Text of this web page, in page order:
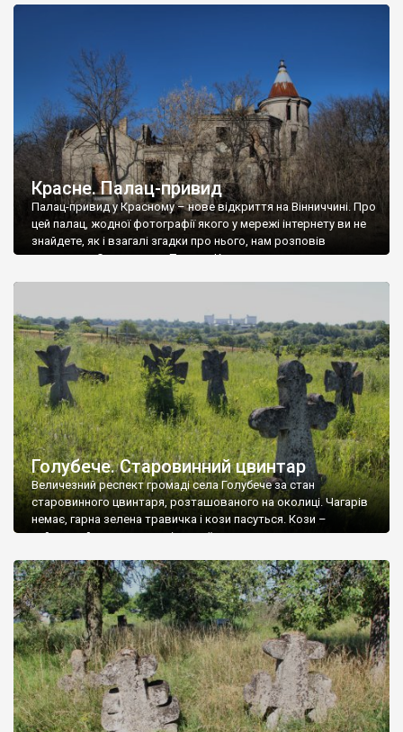
Красне. Палац-привид
Палац-привид у Красному – нове відкриття на Вінниччині. Про
цей палац, жодної фотографії якого у мережі інтернету ви не
знайдете, як і взагалі згадки про нього, нам розповів
мешканець Самгородка. Палац у Красному вразив не лише
Голубече. Старовинний цвинтар
Величезний респект громаді села Голубече за стан
старовинного цвинтаря, розташованого на околиці. Чагарів
немає, гарна зелена травичка і кози пасуться. Кози –
найкращий регулятор шкідливої, для старих кладовищ,
бруньками, кози ті бруньки обгризають, бо то улюблений
делікатес. На цвинтарі у Голубечому ціла колекція
різноманітних форм хрестів. Село відносно невелике, […]